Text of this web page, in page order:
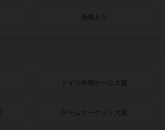
画像あり
ドイツ年間ゲーム大賞
ゲームマーケット大賞